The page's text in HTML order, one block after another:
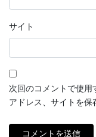
サイト
次回のコメントで使
アドレス、サイトを保